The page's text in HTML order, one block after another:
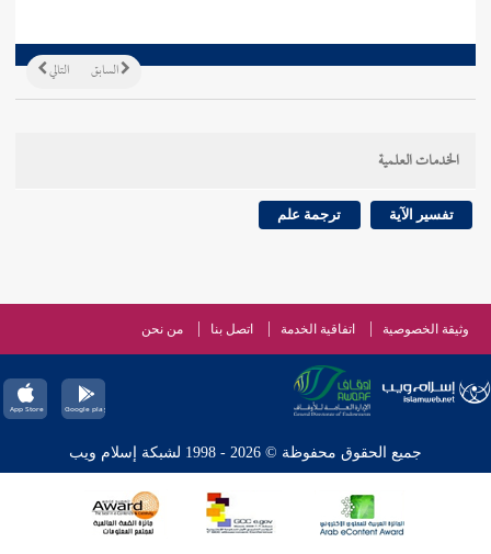
التالي السابق
الخدمات العلمية
تفسير الآية ترجمة علم
وثيقة الخصوصية اتفاقية الخدمة اتصل بنا من نحن
جميع الحقوق محفوظة © 2026 - 1998 لشبكة إسلام ويب